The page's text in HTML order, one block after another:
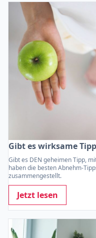
Gibt es wirksame
Gibt es DEN geheimen Tipp,
haben die besten Abnehm-
zusammengestellt.
Jetzt lesen